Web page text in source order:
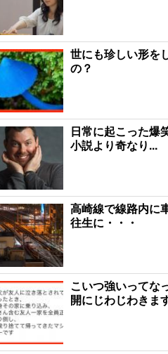
世にも珍しい形を
の？
日常に起こった爆
小説より奇なり...
高崎線で線路内に
往生に・・・
こいつ強いってな
開にじわじわきま